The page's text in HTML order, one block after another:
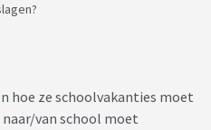
hoe ze schoolvakanties moet
van school moet